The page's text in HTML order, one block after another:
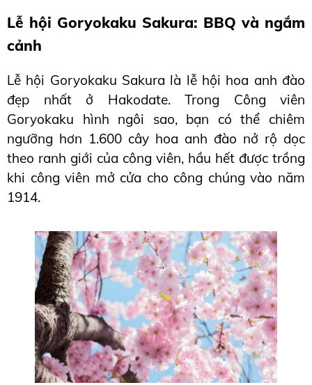
Lễ hội Goryokaku Sakura: BBQ và ngắm
cảnh
Lễ hội Goryokaku Sakura là lễ hội hoa anh đào
đẹp nhất ở Hakodate. Trong Công viên
Goryokaku hình ngôi sao, bạn có thể chiêm
ngưỡng hơn 1.600 cây hoa anh đào nở rộ dọc
theo ranh giới của công viên, hầu hết được trồng
khi công viên mở cửa cho công chúng vào năm
1914.